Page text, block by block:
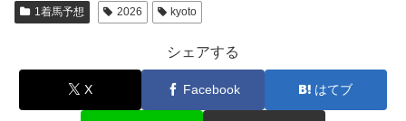
1着馬予想 2026 kyoto
シェアする
X Facebook はてブ